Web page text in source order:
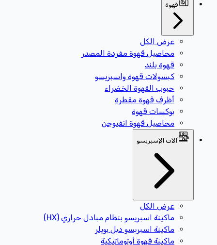
قهوة
عرض الكل
محاصيل قهوة مفردة المصدر
قهوة بلند
كبسولات قهوة واسبريسو
حبوب القهوة الخضراء
أظرف قهوة مقطرة
بوكسات قهوة
محاصيل قهوة انفيوجن
آلات الإسبريسو
عرض الكل
ماكينة اسبريسو بنظام مبادل حراري (HX)
ماكينة اسبريسو دبل بويلر
ماكينة قهوة أوتوماتيكية